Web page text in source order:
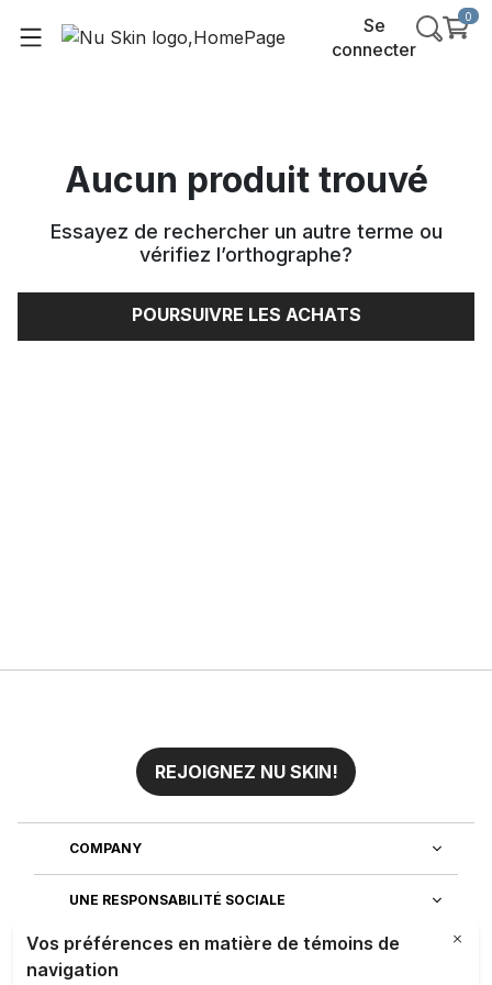
Se
connecter
0
Aucun produit trouvé
Essayez de rechercher un autre terme ou
vérifiez l’orthographe?
POURSUIVRE LES ACHATS
REJOIGNEZ NU SKIN!
COMPANY
UNE RESPONSABILITÉ SOCIALE
REJOIGNEZ NOTRE EQUIPE